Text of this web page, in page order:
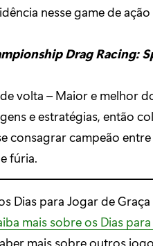
nesse game de
Drag Racing:
volta – Maior e melhor
e estratégias, então
consagrar campeão
fúria.
Dias para Jogar de
mais sobre os Dias
mais sobre outros